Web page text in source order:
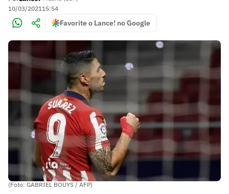
10/03/202115:54
Favorite o Lance! no Google
(Foto: GABRIEL BOUYS / AFP)